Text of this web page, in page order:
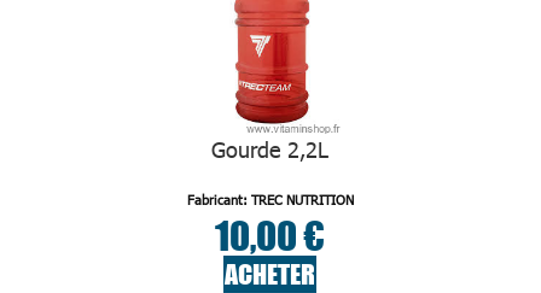
Gourde 2,2L
Fabricant: TREC NUTRITION
10,00 €
ACHETER